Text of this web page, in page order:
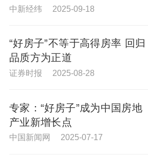
中新经纬 2025-09-18
“好房子”不等于高得房率 回归
品质方为正道
证券时报 2025-08-28
专家：“好房子”成为中国房地
产业新增长点
中国新闻网 2025-07-17